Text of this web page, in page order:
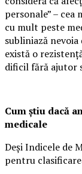
personale” –
cu mult peste
subliniază
există o
dificil fără ajutor
Cum știu dacă
medicale
Deși Indicele de
pentru